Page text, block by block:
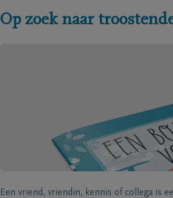
Op zoek naar
Een vriend, vriendin, kennis of collega is